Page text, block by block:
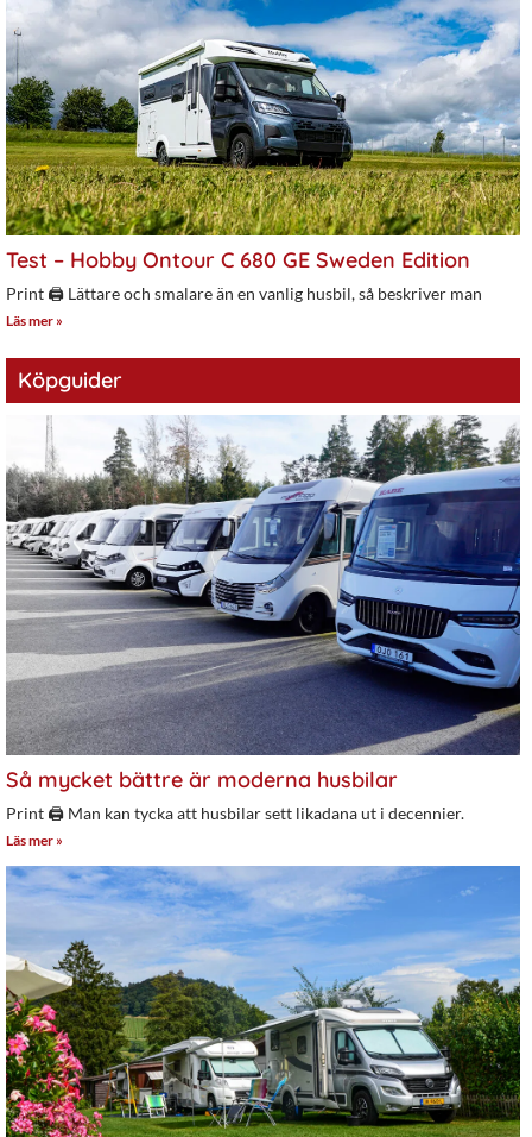
Test – Hobby Ontour C 680 GE Sweden Edition
Print 🖨 Lättare och smalare än en vanlig husbil, så beskriver man
Läs mer »
Köpguider
Så mycket bättre är moderna husbilar
Print 🖨 Man kan tycka att husbilar sett likadana ut i decennier.
Läs mer »